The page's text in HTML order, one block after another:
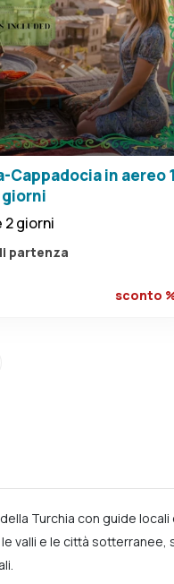
Cappadocia in aereo 1
2 giorni
partenza
sconto
Turchia con guide
valli e le città